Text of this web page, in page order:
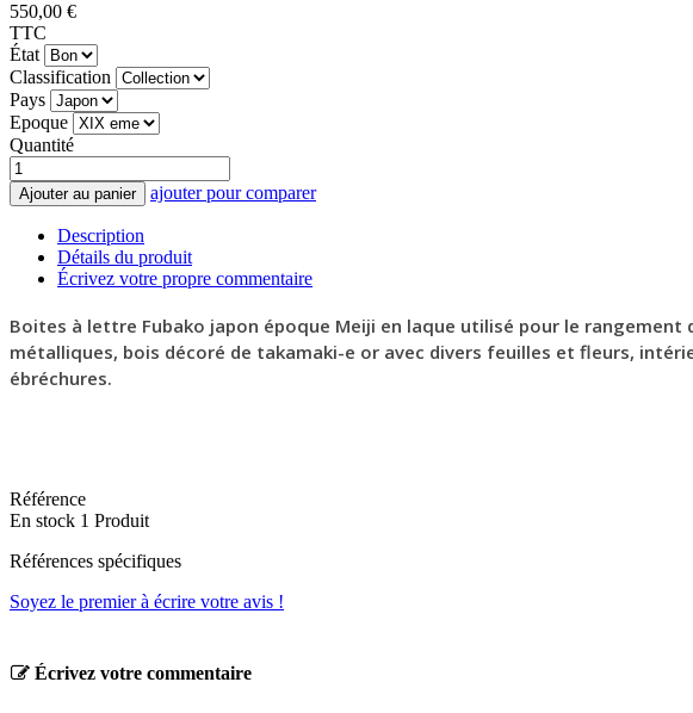
550,00 €
TTC
État
Classification
Pays
Epoque
Quantité
Ajouter au panier ajouter pour comparer
Description
Détails du produit
Écrivez votre propre commentaire
Boites à lettre Fubako japon époque Meiji en laque utilisé pour le
métalliques, bois décoré de takamaki-e or avec divers feuilles et fleurs,
ébréchures.
Référence
En stock 1 Produit
Références spécifiques
Soyez le premier à écrire votre avis !
Écrivez votre commentaire